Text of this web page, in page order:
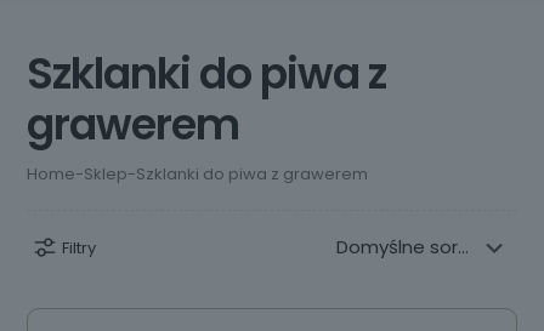
Szklanki do piwa z
grawerem
Home-Sklep-Szklanki do piwa z grawerem
Filtry